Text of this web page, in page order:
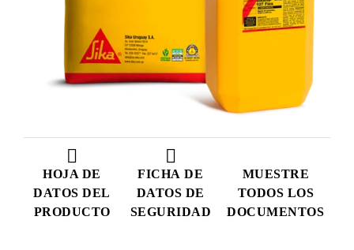
HOJA DE
DATOS DEL
PRODUCTO
FICHA DE
DATOS DE
SEGURIDAD
MUESTRE
TODOS LOS
DOCUMENTOS